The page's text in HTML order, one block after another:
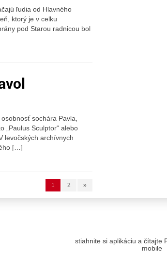
ľudia od Hlavného
ktorý je v celku
pod Starou radnicou bol
sochára Pavla,
„Paulus Sculptor“ alebo
levočských archívnych
[…]
1 2 »
stiahnite si aplikáciu a čítajte
mobile